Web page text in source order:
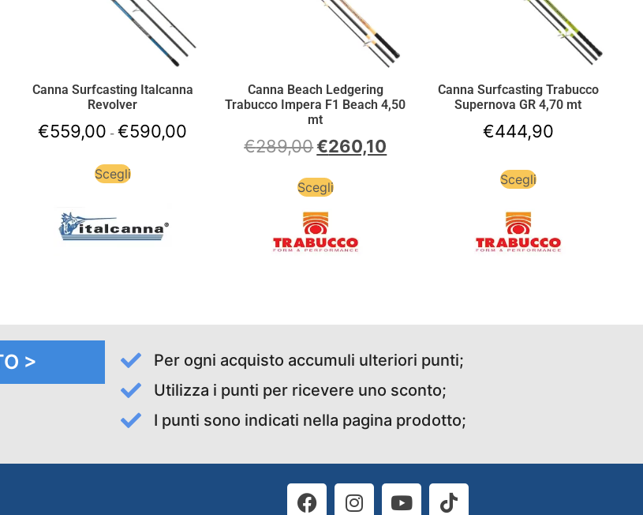
Canna Surfcasting Italcanna
Revolver
€559,00 - €590,00
Scegli
Canna Beach Ledgering
Trabucco Impera F1 Beach 4,50
mt
€289,00€260,10
Scegli
Canna Surfcasting Trabucco
Supernova GR 4,70 mt
€444,90
Scegli
>
Per ogni acquisto accumuli ulteriori punti;
Utilizza i punti per ricevere uno sconto;
I punti sono indicati nella pagina prodotto;